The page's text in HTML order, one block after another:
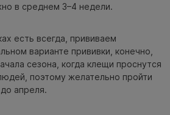
в среднем 3–4 недели.
есть всегда, прививаем
варианте прививки, конечно,
сезона, когда клещи проснутся
поэтому желательно пройти
апреля.